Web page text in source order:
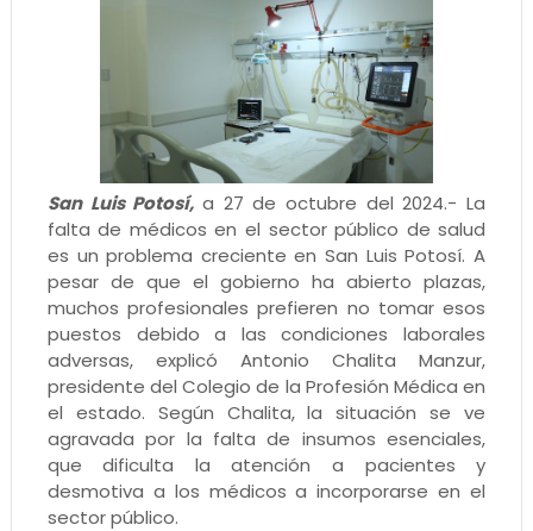
San Luis Potosí, a 27 de octubre del 2024.- La
falta de médicos en el sector público de salud
es un problema creciente en San Luis Potosí. A
pesar de que el gobierno ha abierto plazas,
muchos profesionales prefieren no tomar esos
puestos debido a las condiciones laborales
adversas, explicó Antonio Chalita Manzur,
presidente del Colegio de la Profesión Médica en
el estado. Según Chalita, la situación se ve
agravada por la falta de insumos esenciales,
que dificulta la atención a pacientes y
desmotiva a los médicos a incorporarse en el
sector público.